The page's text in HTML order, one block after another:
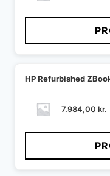
HP Refurbished
7.984,00 kr.